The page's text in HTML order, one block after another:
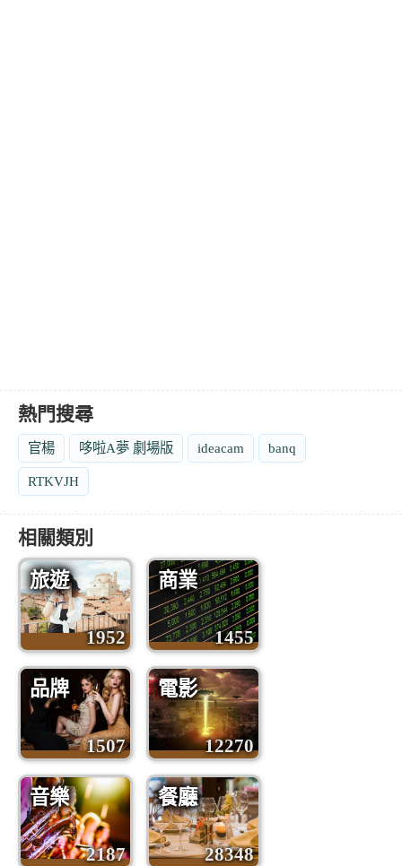
熱門搜尋
官楊 哆啦A夢 劇場版 ideacam banq
RTKVJH
相關類別
旅遊
1952
商業
1455
品牌
1507
電影
12270
音樂
2187
餐廳
28348